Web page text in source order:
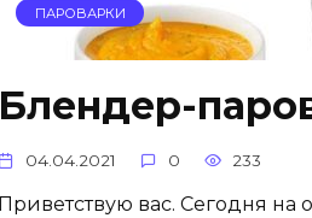
ПАРОВАРКИ
Блендер-
04.04.2021 0 233
Приветствую вас. Сегодня